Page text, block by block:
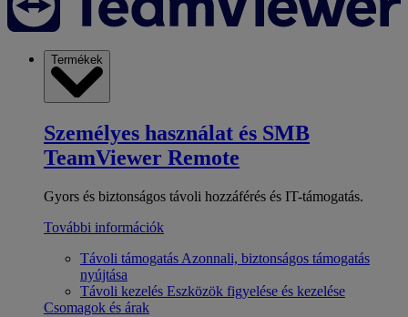
Termékek
Személyes használat és SMB
TeamViewer Remote
Gyors és biztonságos távoli hozzáférés és IT-támogatás.
További információk
Távoli támogatás Azonnali, biztonságos támogatás
nyújtása
Távoli kezelés Eszközök figyelése és kezelése
Csomagok és árak